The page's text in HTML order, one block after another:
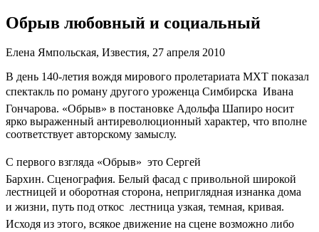
Обрыв любовный и социальный
Елена Ямпольская, Известия, 27 апреля 2010
В день 140-летия вождя мирового пролетариата МХТ показал
спектакль по роману другого уроженца Симбирска  Ивана
Гончарова. «Обрыв» в постановке Адольфа Шапиро носит
ярко выраженный антиреволюционный характер, что вполне
соответствует авторскому замыслу.
С первого взгляда «Обрыв»  это Сергей
Бархин. Сценография. Белый фасад с привольной широкой
лестницей и оборотная сторона, неприглядная изнанка дома
и жизни, путь под откос  лестница узкая, темная, кривая.
Исходя из этого, всякое движение на сцене возможно либо